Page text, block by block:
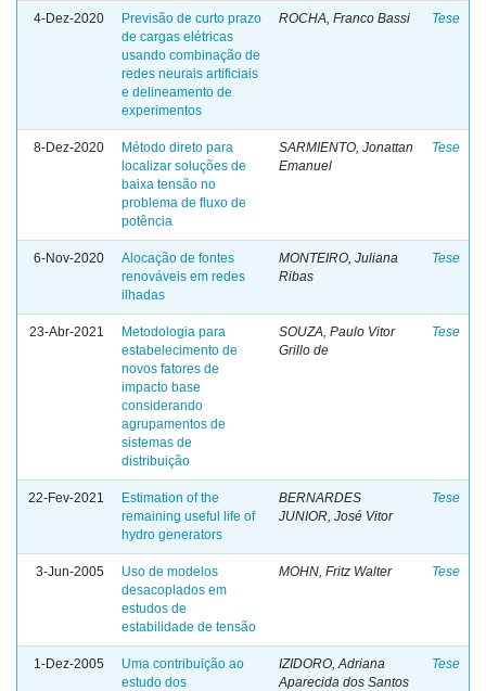
4-Dez-2020
Previsão de curto prazo
de cargas elétricas
usando combinação de
redes neurais artificiais
e delineamento de
experimentos
ROCHA, Franco Bassi Tese
8-Dez-2020
Método direto para
localizar soluções de
baixa tensão no
problema de fluxo de
potência
SARMIENTO, Jonattan
Emanuel
Tese
6-Nov-2020
Alocação de fontes
renováveis em redes
ilhadas
MONTEIRO, Juliana
Ribas
Tese
23-Abr-2021
Metodologia para
estabelecimento de
novos fatores de
impacto base
considerando
agrupamentos de
sistemas de
distribuição
SOUZA, Paulo Vitor
Grillo de
Tese
22-Fev-2021
Estimation of the
remaining useful life of
hydro generators
BERNARDES
JUNIOR, José Vitor
Tese
3-Jun-2005
Uso de modelos
desacoplados em
estudos de
estabilidade de tensão
MOHN, Fritz Walter Tese
1-Dez-2005
Uma contribuição ao
estudo dos
IZIDORO, Adriana
Aparecida dos Santos
Tese